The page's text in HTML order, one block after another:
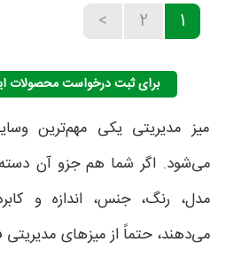
1
2
>
برای ثبت درخواست محصولات
میز مدیریتی یکی مهم‌ترین
می‌شود. اگر شما هم جزو آن
مدل، رنگ، جنس، اندازه و
می‌دهند، حتماً از میزهای مدیریتی